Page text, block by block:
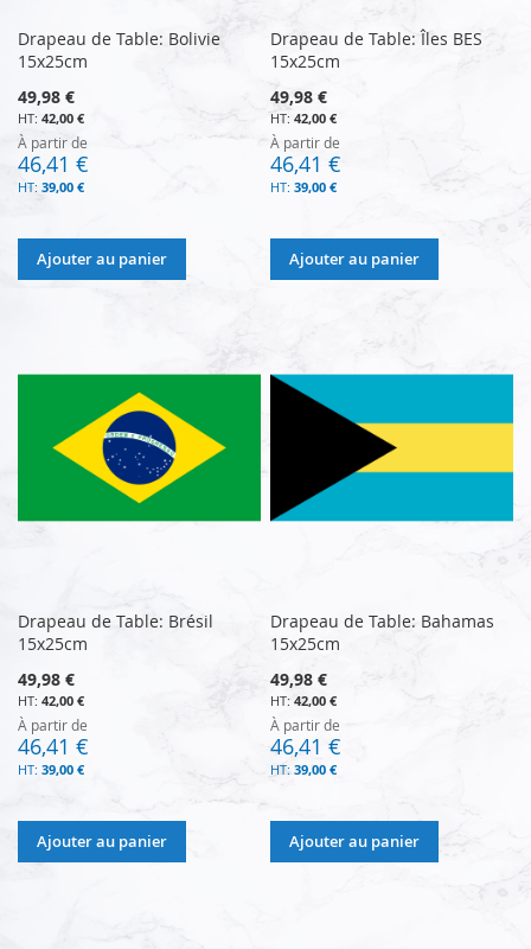
Drapeau de Table: Bolivie
15x25cm
49,98 €
42,00 €
À partir de
46,41 €
39,00 €
Ajouter au panier
Drapeau de Table: Îles BES
15x25cm
49,98 €
42,00 €
À partir de
46,41 €
39,00 €
Ajouter au panier
Drapeau de Table: Brésil
15x25cm
49,98 €
42,00 €
À partir de
46,41 €
39,00 €
Ajouter au panier
Drapeau de Table: Bahamas
15x25cm
49,98 €
42,00 €
À partir de
46,41 €
39,00 €
Ajouter au panier